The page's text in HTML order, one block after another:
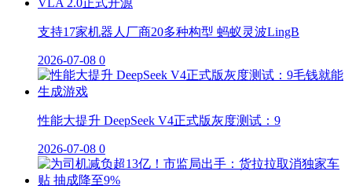
支持17家机器人厂商20多种构型 蚂蚁灵波LingB
2026-07-08 0
性能大提升 DeepSeek V4正式版灰度测试：9
2026-07-08 0